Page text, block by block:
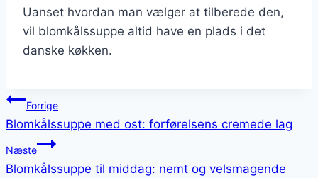
Uanset hvordan man vælger at tilberede den,
vil blomkålssuppe altid have en plads i det
danske køkken.
Indlægsnavigation
Forrige
Blomkålssuppe med ost: forførelsens cremede lag
Næste
Blomkålssuppe til middag: nemt og velsmagende